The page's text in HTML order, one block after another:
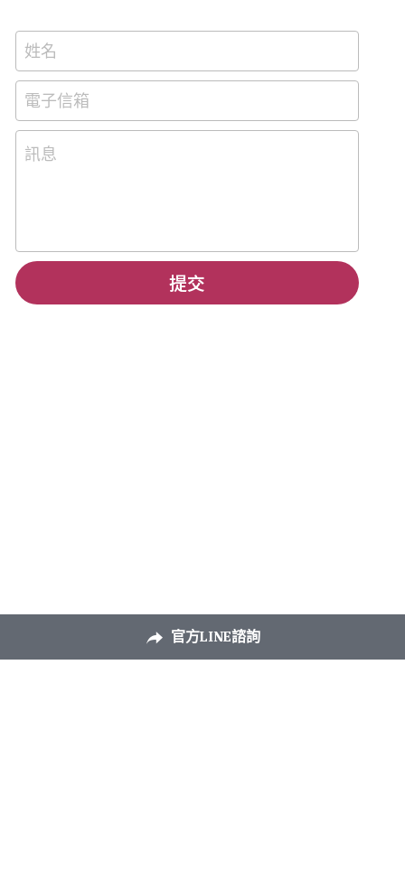
姓名
電子信箱
訊息
提交
官方LINE諮詢